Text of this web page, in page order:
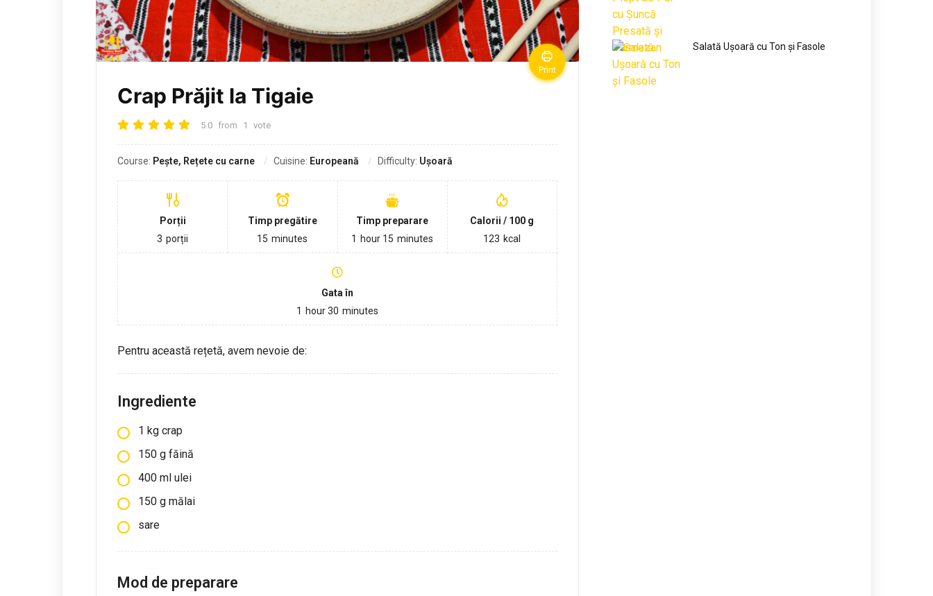
Print
Crap Prăjit la Tigaie
5.0 from 1 vote
Course: Pește, Rețete cu carne Cuisine: Europeană Difficulty: Ușoară
Porții
3 porții
Timp pregătire
15 minutes
Timp preparare
1
hour 15 minutes
Calorii / 100 g
123 kcal
Gata în
1
hour30 minutes
Pentru această rețetă, avem nevoie de:
Ingrediente
1 kg crap
150 g făină
400 ml ulei
150 g mălai
sare
Mod de preparare
Salată Ușoară cu Ton și Fasole